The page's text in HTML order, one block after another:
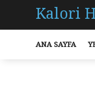
Kalori
ANA SAYFA